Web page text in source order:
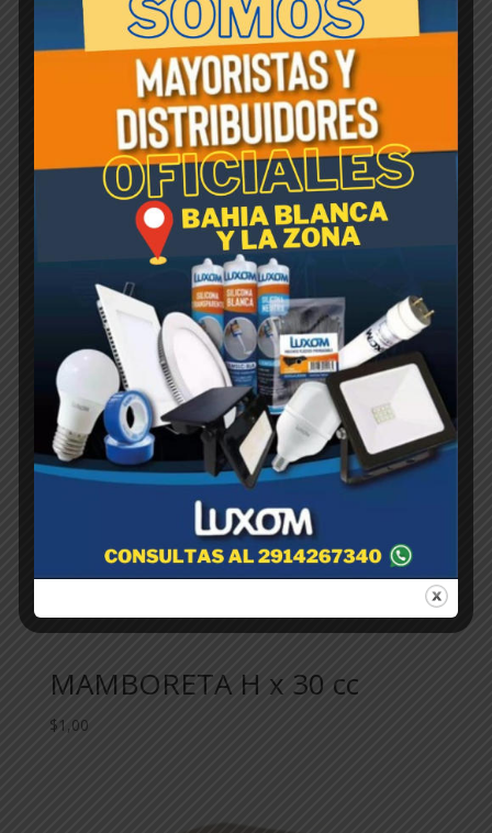
pueden ser aplicadas directamente al suelo
enterrándolas, o insertándolas en el tronco
de los árboles, o directamente disolviéndolas
en equipos pulverizadores de mano, a gatillo
o de compresión previa con agua.
Productos relacionados
MAMBORETA H x 30 cc
$1,00